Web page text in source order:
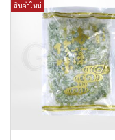
สินค้าใหม่